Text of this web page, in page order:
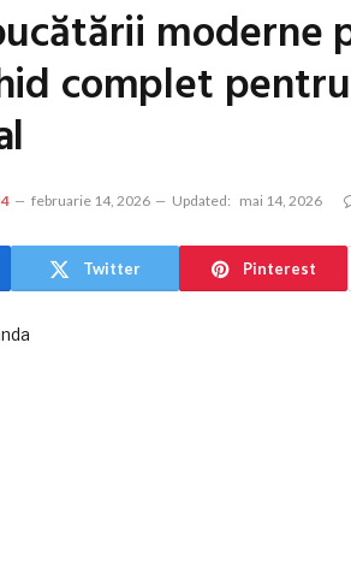
moderne
complet
februarie 14, 2026 Updated: mai 14, 2026
Twitter Pinterest